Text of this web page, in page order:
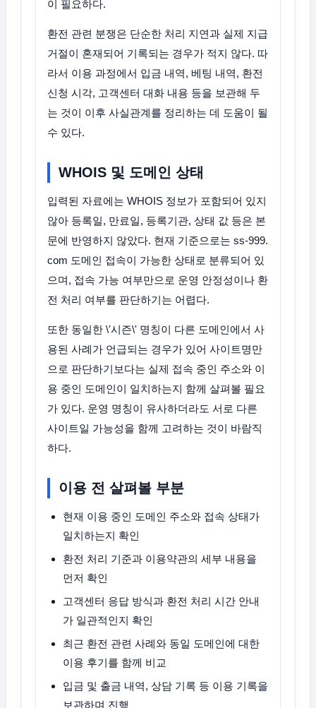
이 필요하다.
환전 관련 분쟁은 단순한 처리 지연과 실제 지급
거절이 혼재되어 기록되는 경우가 적지 않다. 따
라서 이용 과정에서 입금 내역, 베팅 내역, 환전
신청 시각, 고객센터 대화 내용 등을 보관해 두
는 것이 이후 사실관계를 정리하는 데 도움이 될
수 있다.
WHOIS 및 도메인 상태
입력된 자료에는 WHOIS 정보가 포함되어 있지
않아 등록일, 만료일, 등록기관, 상태 값 등은 본
문에 반영하지 않았다. 현재 기준으로는 ss-999.
com 도메인 접속이 가능한 상태로 분류되어 있
으며, 접속 가능 여부만으로 운영 안정성이나 환
전 처리 여부를 판단하기는 어렵다.
또한 동일한 \'시즌\' 명칭이 다른 도메인에서 사
용된 사례가 언급되는 경우가 있어 사이트명만
으로 판단하기보다는 실제 접속 중인 주소와 이
용 중인 도메인이 일치하는지 함께 살펴볼 필요
가 있다. 운영 명칭이 유사하더라도 서로 다른
사이트일 가능성을 함께 고려하는 것이 바람직
하다.
이용 전 살펴볼 부분
현재 이용 중인 도메인 주소와 접속 상태가
일치하는지 확인
환전 처리 기준과 이용약관의 세부 내용을
먼저 확인
고객센터 응답 방식과 환전 처리 시간 안내
가 일관적인지 확인
최근 환전 관련 사례와 동일 도메인에 대한
이용 후기를 함께 비교
입금 및 출금 내역, 상담 기록 등 이용 기록을
보관하며 진행